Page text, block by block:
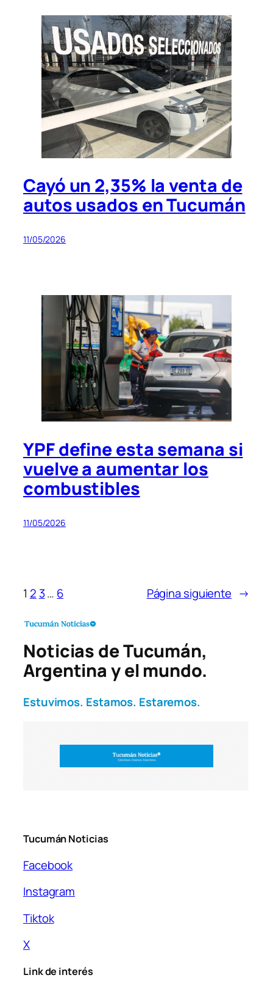
Cayó un 2,35% la venta de
autos usados en Tucumán
11/05/2026
YPF define esta semana si
vuelve a aumentar los
combustibles
11/05/2026
1 2 3… 6 Página siguiente →
Noticias de Tucumán,
Argentina y el mundo.
Estuvimos. Estamos. Estaremos.
Tucumán Noticias
Facebook
Instagram
Tiktok
X
Link de interés